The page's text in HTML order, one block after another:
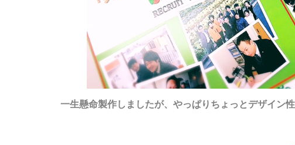
一生懸命製作しましたが、やっぱりちょっとデザイン